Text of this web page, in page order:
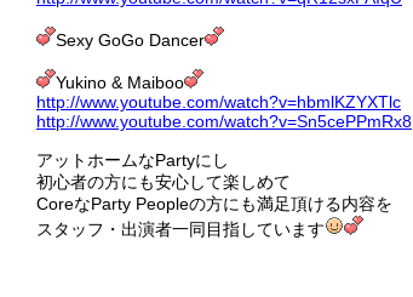
Sexy GoGo Dancer
Yukino & Maiboo
http://www.youtube.com/watch?v=hbmlKZYXTlc
http://www.youtube.com/watch?v=Sn5cePPmRx8
アットホームなPartyにし
初心者の方にも安心して楽しめて
CoreなParty Peopleの方にも満足頂ける内容を
スタッフ・出演者一同目指しています